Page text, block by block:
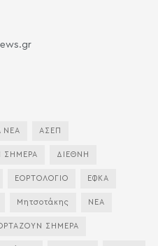
ΝΕΑ ΑΣΕΠ
ΣΗΜΕΡΑ ΔΙΕΘΝΗ
ΕΟΡΤΟΛΟΓΙΟ ΕΦΚΑ
Μητσοτάκης ΝΕΑ
ΣΗΜΕΡΑ